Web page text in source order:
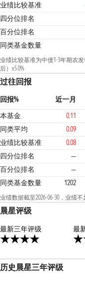
业绩比较基准
四分位排名
3
百分位排名
同类基金数量
业绩比较基准为中债1-3年期农
后）x5.0%
过往回报
回报% 近一月
本基金
0.11
同类平均
0.09
业绩比较基准
0.08
四分位排名
—
百分位排名 —
同类基金数量
1202
业绩数据截至2026-06-30，业绩
晨星评级
最新三年评级 最
历史晨星三年评级